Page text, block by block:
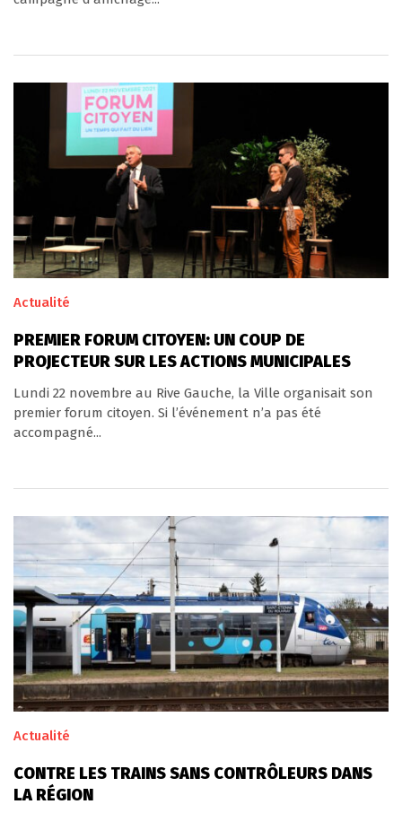
Actualité
PREMIER FORUM CITOYEN: UN COUP DE
PROJECTEUR SUR LES ACTIONS MUNICIPALES
Lundi 22 novembre au Rive Gauche, la Ville organisait son
premier forum citoyen. Si l’événement n’a pas été
accompagné...
Actualité
CONTRE LES TRAINS SANS CONTRÔLEURS DANS
LA RÉGION